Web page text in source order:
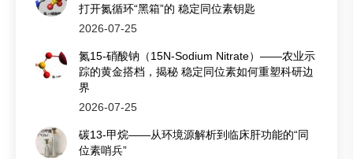
打开氮循环“黑箱”的 稳定同位素钥匙
2026-07-25
氮15-硝酸钠（15N-Sodium Nitrate）——农业示
踪的黄金搭档，揭秘 稳定同位素如何重塑科研边
界
2026-07-25
碳13-甲烷——从环境源解析到临床肝功能的“同
位素哨兵”